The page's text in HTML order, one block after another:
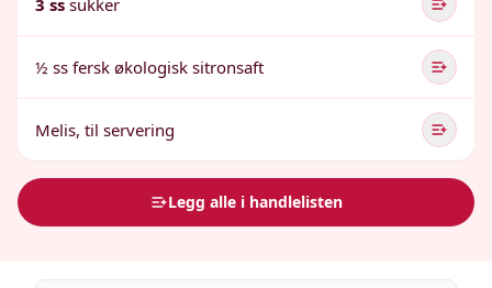
3 ss sukker
½ ss fersk økologisk sitronsaft
Melis, til servering
Legg alle i handlelisten